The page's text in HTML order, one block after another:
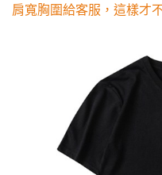
肩寬胸圍給客服，這樣才